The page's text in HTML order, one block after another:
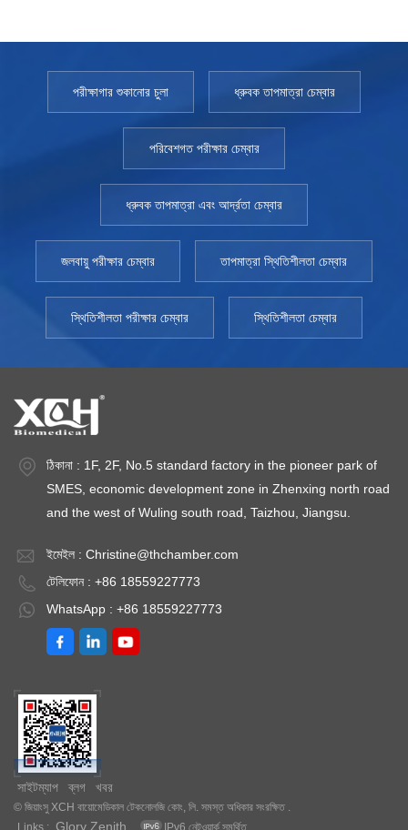
পরীক্ষাগার শুকানোর চুলা ধ্রুবক তাপমাত্রা চেম্বার
পরিবেশগত পরীক্ষার চেম্বার
ধ্রুবক তাপমাত্রা এবং আর্দ্রতা চেম্বার
জলবায়ু পরীক্ষার চেম্বার তাপমাত্রা স্থিতিশীলতা চেম্বার
স্থিতিশীলতা পরীক্ষার চেম্বার স্থিতিশীলতা চেম্বার
ঠিকানা : 1F, 2F, No.5 standard factory in the pioneer park of
SMES, economic development zone in Zhenxing north road
and the west of Wuling south road, Taizhou, Jiangsu.
ইমেইল : Christine@thchamber.com
টেলিফোন : +86 18559227773
WhatsApp : +86 18559227773
সাইটম্যাপ ব্লগ খবর
© জিয়াংসু XCH বায়োমেডিকাল টেকনোলজি কোং, লি. সমস্ত অধিকার সংরক্ষিত .
Links :
Glory Zenith IPv6 নেটওয়ার্ক সমর্থিত